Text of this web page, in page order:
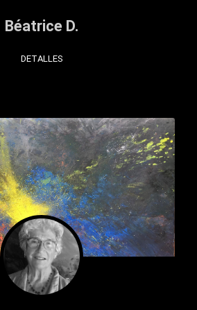
Béatrice D.
DETALLES